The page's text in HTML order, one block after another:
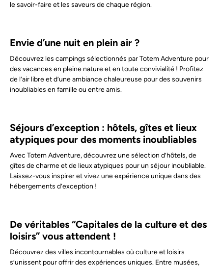
le savoir-faire et les saveurs de chaque région.
Envie d’une nuit en plein air ?
Découvrez les campings sélectionnés par Totem Adventure pour
des vacances en pleine nature et en toute convivialité ! Profitez
de l’air libre et d’une ambiance chaleureuse pour des souvenirs
inoubliables en famille ou entre amis.
Séjours d’exception : hôtels, gîtes et lieux
atypiques pour des moments inoubliables
Avec Totem Adventure, découvrez une sélection d’hôtels, de
gîtes de charme et de lieux atypiques pour un séjour inoubliable.
Laissez-vous inspirer et vivez une expérience unique dans des
hébergements d’exception !
De véritables “Capitales de la culture et des
loisirs” vous attendent !
Découvrez des villes incontournables où culture et loisirs
s’unissent pour offrir des expériences uniques. Entre musées,